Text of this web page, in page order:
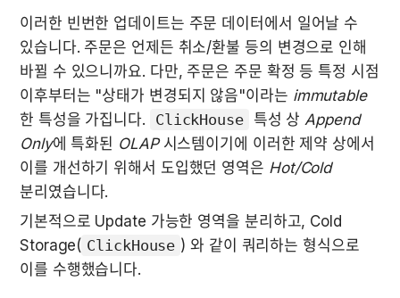
이러한 빈번한 업데이트는 주문 데이터에서 일어날 수
있습니다. 주문은 언제든 취소/환불 등의 변경으로 인해
바뀔 수 있으니까요. 다만, 주문은 주문 확정 등 특정 시점
이후부터는 "상태가 변경되지 않음"이라는 immutable
한 특성을 가집니다.
ClickHouse 특성 상 Append
Only에 특화된 OLAP 시스템이기에 이러한 제약 상에서
이를 개선하기 위해서 도입했던 영역은 Hot/Cold
분리였습니다.
기본적으로 Update 가능한 영역을 분리하고, Cold
Storage( ClickHouse ) 와 같이 쿼리하는 형식으로
이를 수행했습니다.